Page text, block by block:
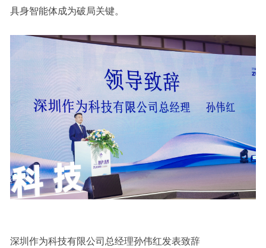
具身智能体成为破局关键。
深圳作为科技有限公司总经理孙伟红发表致辞